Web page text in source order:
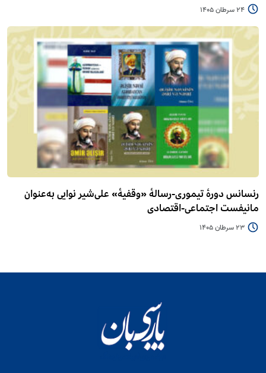
24 سرطان 1405
رنسانس دورۀ تیموری-رسالۀ «وقفیۀ» علی‌شیر نوایی به‌عنوان
مانیفست اجتماعی-اقتصادی
23 سرطان 1405